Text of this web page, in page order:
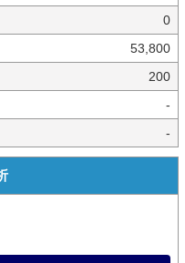
0
53,800
200
-
-